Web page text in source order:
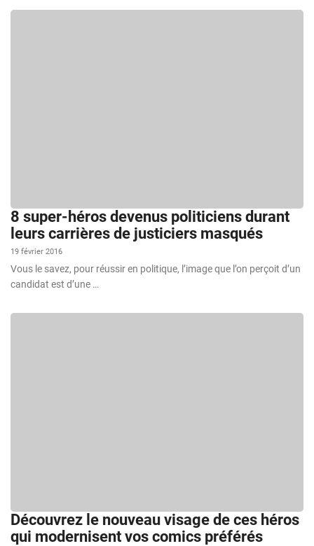
8 super-héros devenus politiciens durant
leurs carrières de justiciers masqués
19 février 2016
Vous le savez, pour réussir en politique, l’image que l’on perçoit d’un
candidat est d’une …
Découvrez le nouveau visage de ces héros
qui modernisent vos comics préférés